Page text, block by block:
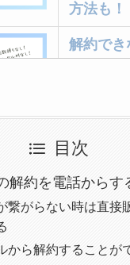
方法も！
解約でき
ミュゼプ
約期間が
どうなる
レミノの
目次
解約を電話からす
繋がらない時は直接
から解約することが